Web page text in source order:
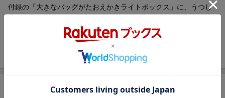
☆大きなバッグがた おえかきライトボックス☆
トボックス。とじこみふろくの「ライトボックスようおえかきシ
ート」のなぞりたい絵をセットして、浮かび上がった線をなぞる
だけで、かわいいイラストが描けます。
〇ふろくはビッグサイズ！ 描きやすさを追求し、手を置きなが
むことができます。
付録の「大きなバッグがたおえかきライトボックス」に、うつし
ターをなぞって、おえかきを楽しみましょう。バッグには、うつ
しえシートや筆記具が収納可能。場所を選ばず遊ぶことができま
商品レビュー（10件）